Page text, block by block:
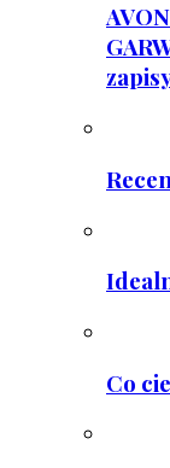
Co